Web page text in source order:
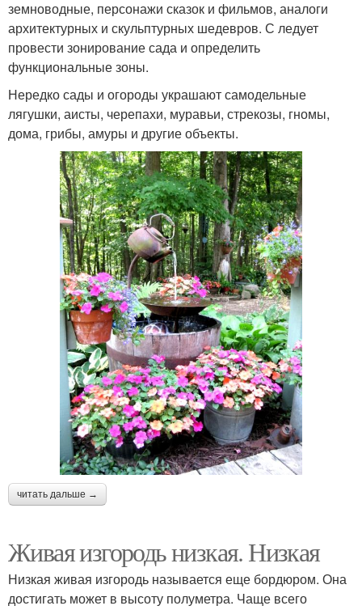
земноводные, персонажи сказок и фильмов, аналоги
архитектурных и скульптурных шедевров. С ледует
провести зонирование сада и определить
функциональные зоны.
Нередко сады и огороды украшают самодельные
лягушки, аисты, черепахи, муравьи, стрекозы, гномы,
дома, грибы, амуры и другие объекты.
читать дальше →
Живая изгородь низкая. Низкая
Низкая живая изгородь называется еще бордюром. Она
достигать может в высоту полуметра. Чаще всего